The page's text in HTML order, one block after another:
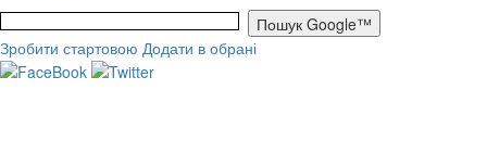
Зробити стартовою Додати в обрані